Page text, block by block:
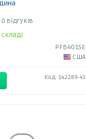
0 відгуків
PFB401SE
США
Код: 142289-43